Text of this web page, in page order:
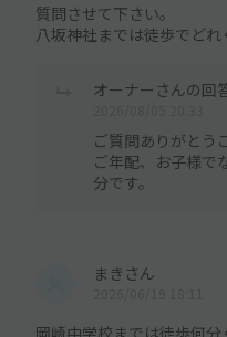
質問させて下さい。
八坂神社までは徒歩でど
オーナーさんの回
ご質問ありがとう
ご年配、お子様で
分です。
まきさん
岡崎中学校までは徒歩何分